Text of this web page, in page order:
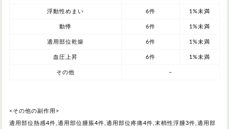
浮動性めまい 6件 1%未満
動悸 6件 1%未満
適用部位乾燥 6件 1%未満
血圧上昇 6件 1%未満
その他 –
<その他の副作用>
適用部位熱感4件,適用部位腫脹4件,適用部位疼痛4件,末梢性浮腫3件,適用部